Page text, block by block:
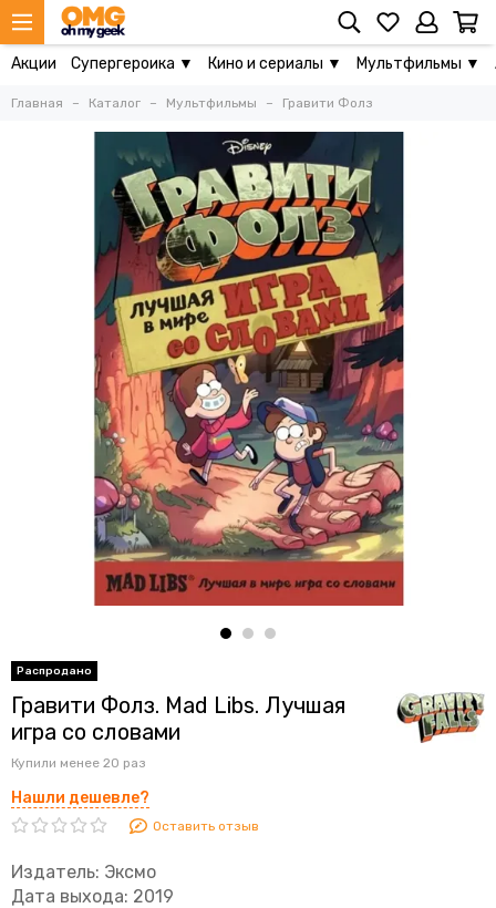
Акции Супергероика ▼ Кино и сериалы ▼ Мультфильмы ▼
Главная Каталог Мультфильмы Гравити Фолз
Гравити Фолз. Mad Libs. Лучшая
игра со словами
Купили менее 20 раз
Нашли дешевле?
Оставить отзыв
Издатель: Эксмо
Дата выхода: 2019